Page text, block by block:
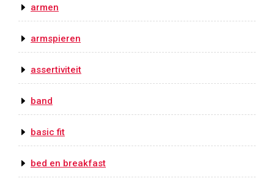
armen
armspieren
assertiviteit
band
basic fit
bed en breakfast